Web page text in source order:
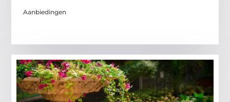
Aanbiedingen